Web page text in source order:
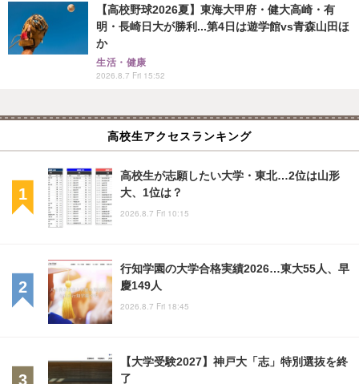
【高校野球2026夏】東海大甲府・健大高崎・有
明・長崎日大が勝利...第4日は遊学館vs青森山田ほ
か
生活・健康
2026.8.7 Fri 15:52
高校生アクセスランキング
高校生が志願したい大学・東北…2位は山形
大、1位は？
2026.8.7 Fri 10:15
行知学園の大学合格実績2026…東大55人、早
慶149人
2026.8.7 Fri 18:45
【大学受験2027】神戸大「志」特別選抜を終
了